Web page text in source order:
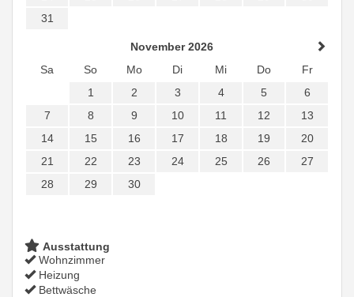
31
November 2026
Sa
So Mo Di Mi Do
Fr
1
2 3 4 5
6
7
8 9 10 11 12
13
14
15 16 17 18 19
20
21
22 23 24 25 26
27
28
29 30
Ausstattung
Wohnzimmer
Heizung
Bettwäsche